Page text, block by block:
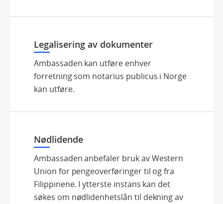
Legalisering av dokumenter
Ambassaden kan utføre enhver
forretning som notarius publicus i Norge
kan utføre.
Nødlidende
Ambassaden anbefaler bruk av Western
Union for pengeoverføringer til og fra
Filippinene. I ytterste instans kan det
søkes om nødlidenhetslån til dekning av